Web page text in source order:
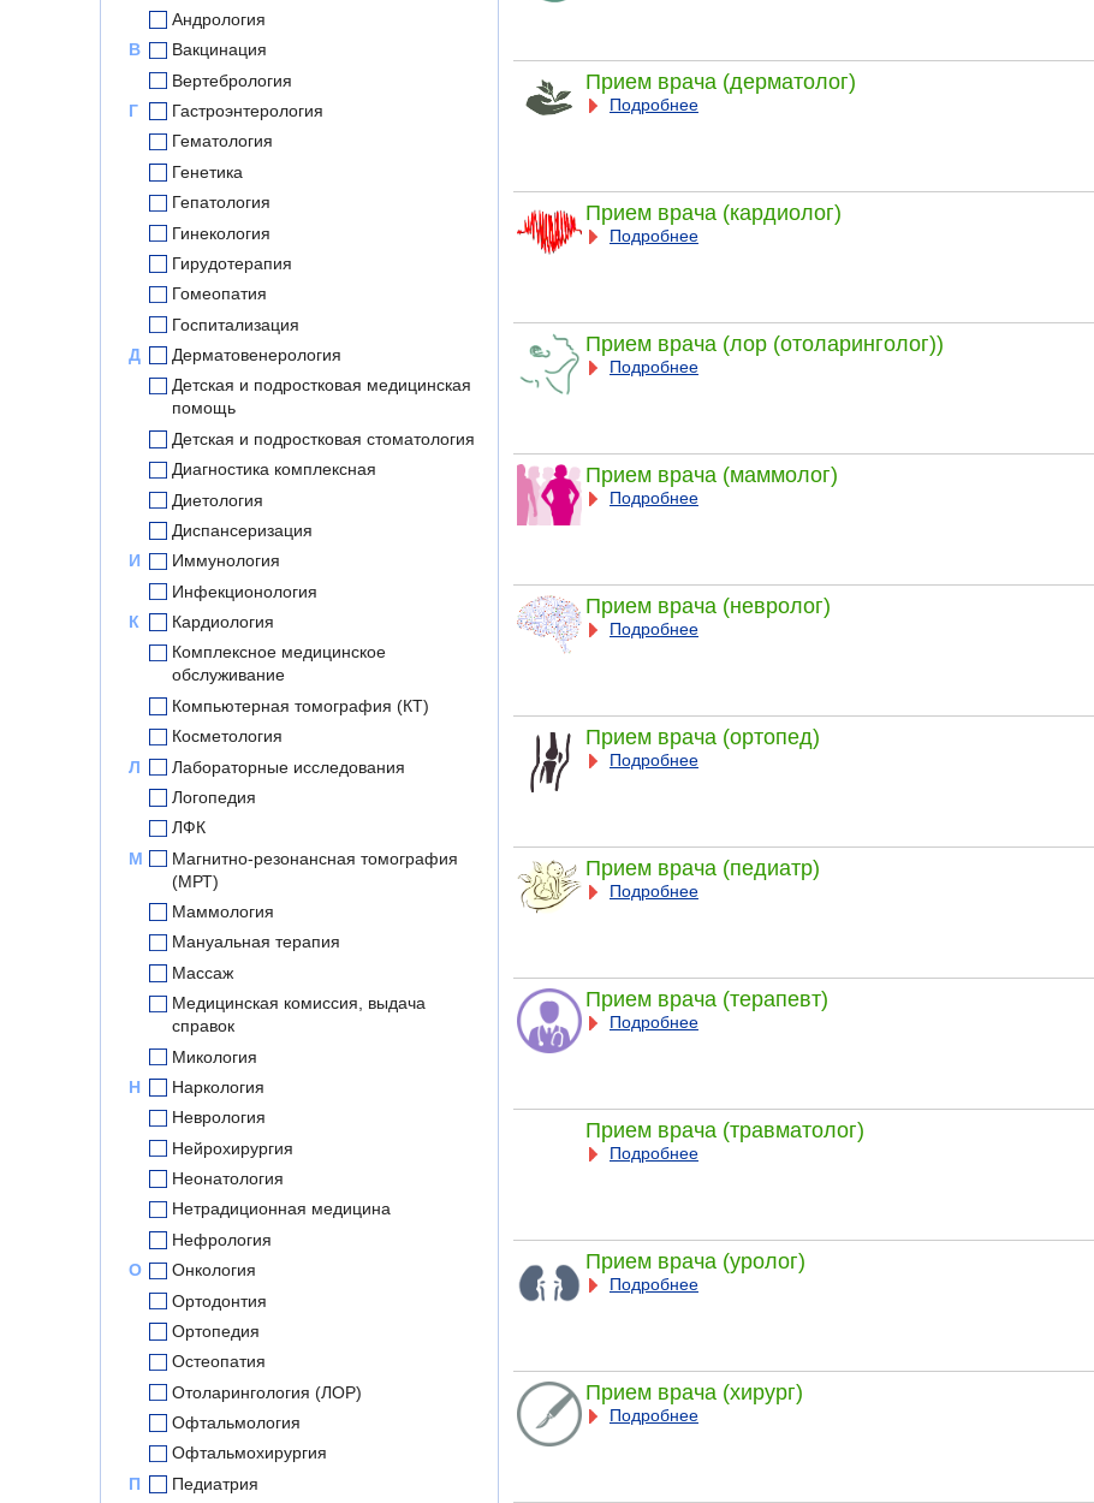
Андрология
В
Вакцинация
Вертебрология
Г
Гастроэнтерология
Гематология
Генетика
Гепатология
Гинекология
Гирудотерапия
Гомеопатия
Госпитализация
Д
Дерматовенерология
Детская и подростковая медицинская
помощь
Детская и подростковая стоматология
Диагностика комплексная
Диетология
Диспансеризация
И
Иммунология
Инфекционология
К
Кардиология
Комплексное медицинское
обслуживание
Компьютерная томография (КТ)
Косметология
Л
Лабораторные исследования
Логопедия
ЛФК
М
Магнитно-резонансная томография
(МРТ)
Маммология
Мануальная терапия
Массаж
Медицинская комиссия, выдача
справок
Микология
Н
Наркология
Неврология
Нейрохирургия
Неонатология
Нетрадиционная медицина
Нефрология
О
Онкология
Ортодонтия
Ортопедия
Остеопатия
Отоларингология (ЛОР)
Офтальмология
Офтальмохирургия
П
Педиатрия
Прием врача (дерматолог)
Подробнее
Прием врача (кардиолог)
Подробнее
Прием врача (лор (отоларинголог))
Подробнее
Прием врача (маммолог)
Подробнее
Прием врача (невролог)
Подробнее
Прием врача (ортопед)
Подробнее
Прием врача (педиатр)
Подробнее
Прием врача (терапевт)
Подробнее
Прием врача (травматолог)
Подробнее
Прием врача (уролог)
Подробнее
Прием врача (хирург)
Подробнее